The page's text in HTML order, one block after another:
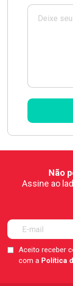
Não
Assine ao
LGPDAceito receber
com a Política